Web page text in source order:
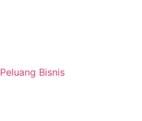
Peluang Bisnis